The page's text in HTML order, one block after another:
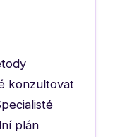
konzultovat
plán